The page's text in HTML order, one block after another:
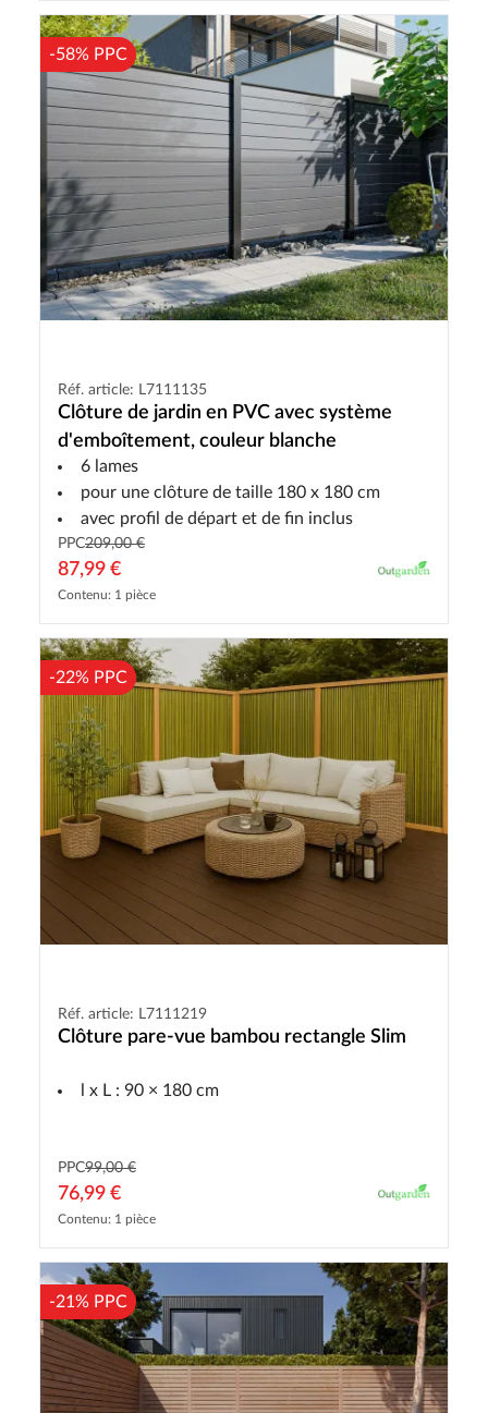
-58% PPC
Réf. article: L7111135
Clôture de jardin en PVC avec système
d'emboîtement, couleur blanche
6 lames
pour une clôture de taille 180 x 180 cm
avec profil de départ et de fin inclus
PPC209,00 €
87,99 €
Contenu: 1 pièce
-22% PPC
Réf. article: L7111219
Clôture pare-vue bambou rectangle Slim
l x L : 90 × 180 cm
PPC99,00 €
76,99 €
Contenu: 1 pièce
-21% PPC